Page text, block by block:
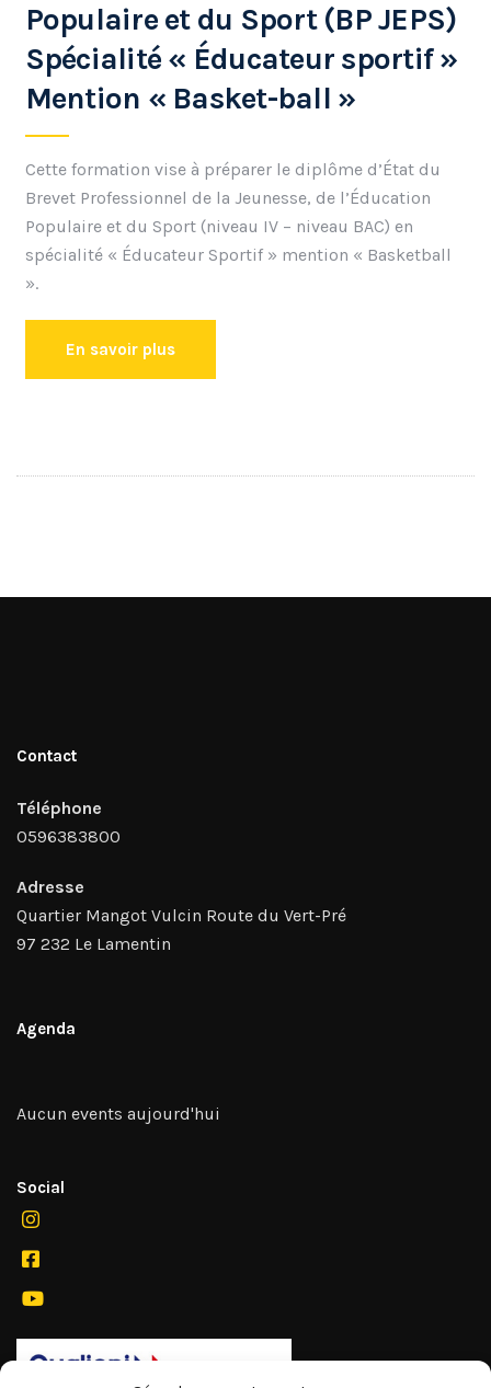
Populaire et du Sport (BP JEPS)
Spécialité « Éducateur sportif »
Mention « Basket-ball »
Cette formation vise à préparer le diplôme d’État du
Brevet Professionnel de la Jeunesse, de l’Éducation
Populaire et du Sport (niveau IV – niveau BAC) en
spécialité « Éducateur Sportif » mention « Basketball
».
En savoir plus
Contact
Téléphone
0596383800
Adresse
Quartier Mangot Vulcin Route du Vert-Pré
97 232 Le Lamentin
Agenda
Aucun events aujourd'hui
Social